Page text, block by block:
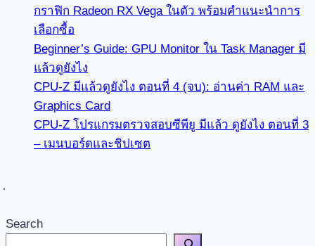
กราฟิก Radeon RX Vega ในตัว พร้อมคำแนะนำการ
เลือกซื้อ
Beginner’s Guide: GPU Monitor ใน Task Manager มี
แล้วดูยังไง
CPU-Z มีแล้วดูยังไง ตอนที่ 4 (จบ): อ่านค่า RAM และ
Graphics Card
CPU-Z โปรแกรมตรวจสอบซีพียู มีแล้ว ดูยังไง ตอนที่ 3
– เมนบอร์ดและชิปเซต
Search